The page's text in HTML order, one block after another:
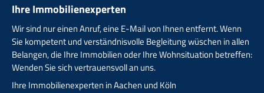
Ihre Immobilienexperten
Wir sind nur einen Anruf, eine E-Mail von Ihnen entfernt. Wenn
Sie kompetent und verständnisvolle Begleitung wüschen in allen
Belangen, die Ihre Immobilien oder Ihre Wohnsituation betreffen:
Wenden Sie sich vertrauensvoll an uns.
Ihre Immobilienexperten in Aachen und Köln